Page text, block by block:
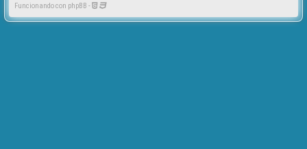
Funcionando con phpBB -